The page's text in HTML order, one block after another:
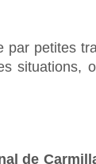
par petites
situations,
de